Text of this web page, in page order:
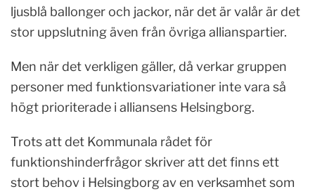
ljusblå ballonger och jackor, när det är valår är det
stor uppslutning även från övriga allianspartier.
Men när det verkligen gäller, då verkar gruppen
personer med funktionsvariationer inte vara så
högt prioriterade i alliansens Helsingborg.
Trots att det Kommunala rådet för
funktionshinderfrågor skriver att det finns ett
stort behov i Helsingborg av en verksamhet som